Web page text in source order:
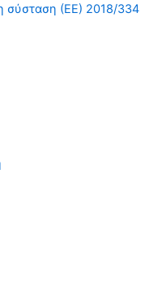
(ΕΕ) 2018/334